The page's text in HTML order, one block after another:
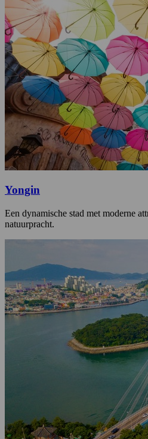
Yongin
Een dynamische stad met moderne
natuurpracht.